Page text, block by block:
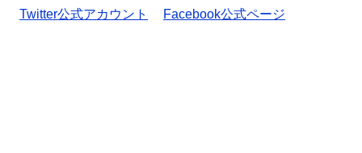
Twitter公式アカウント
Facebook公式ページ